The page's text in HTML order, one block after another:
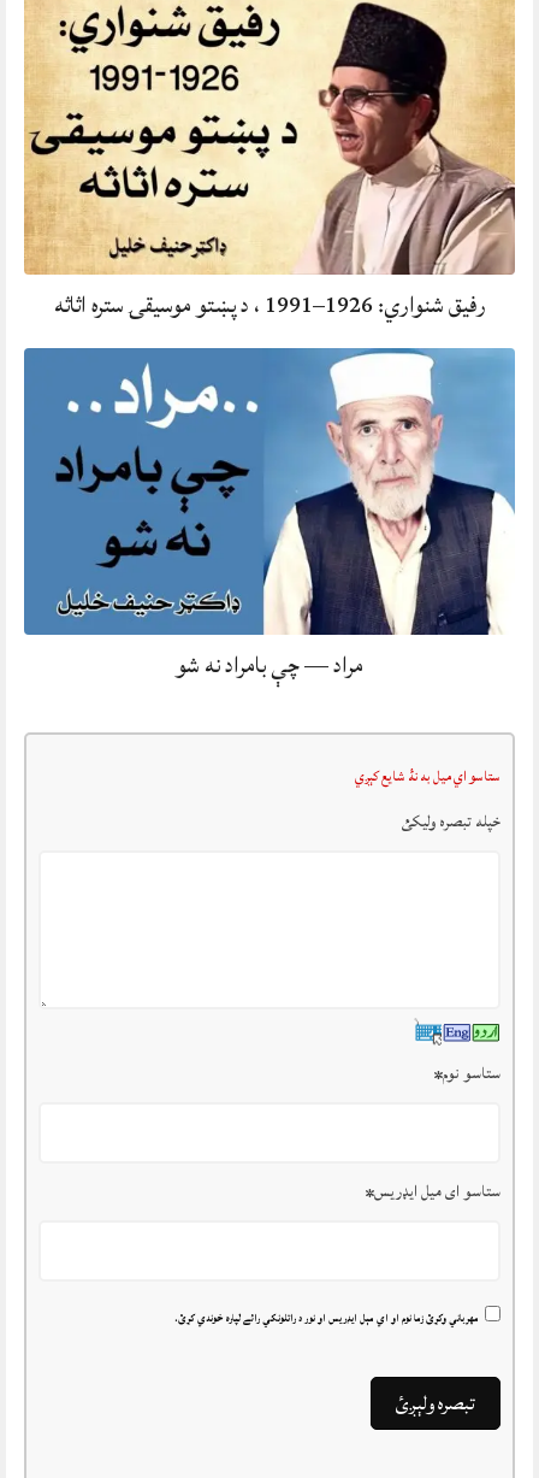
رفيق شنواري: 1926–1991 ، د پښتو موسيقۍ ستره اثاثه
مراد — چې بامراد نه شو
ستاسو اي ميل به نۀ شايع کېږي
خپله تبصرہ وليکئ
ستاسو نوم*
ستاسو ای میل ایډریس*
مهرباني وکړئ زما نوم او اي مېل ايډريس او نور د راتلونکي رائے لپاره خوندي کړئ.